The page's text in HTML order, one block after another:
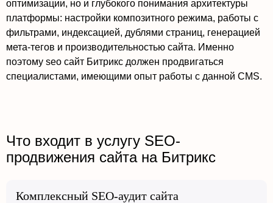
оптимизации, но и глубокого понимания архитектуры
платформы: настройки композитного режима, работы с
фильтрами, индексацией, дублями страниц, генерацией
мета-тегов и производительностью сайта. Именно
поэтому seo сайт Битрикс должен продвигаться
специалистами, имеющими опыт работы с данной CMS.
Что входит в услугу SEO-
продвижения сайта на Битрикс
Комплексный SEO-аудит сайта